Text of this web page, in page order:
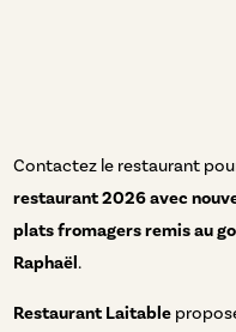
Contactez le restaurant
restaurant 2026 avec
plats fromagers remis au
Raphaël.
Restaurant Laitable